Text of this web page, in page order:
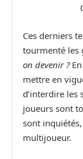
Ces derniers
tourmenté les
on devenir ?En
mettre en
d’interdire les
joueurs sont
sont
multijoueur.